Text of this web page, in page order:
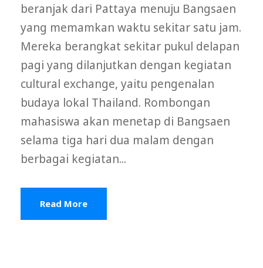
beranjak dari Pattaya menuju Bangsaen
yang memamkan waktu sekitar satu jam.
Mereka berangkat sekitar pukul delapan
pagi yang dilanjutkan dengan kegiatan
cultural exchange, yaitu pengenalan
budaya lokal Thailand. Rombongan
mahasiswa akan menetap di Bangsaen
selama tiga hari dua malam dengan
berbagai kegiatan...
Read More